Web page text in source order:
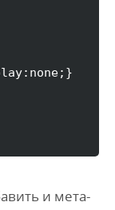
и мета-